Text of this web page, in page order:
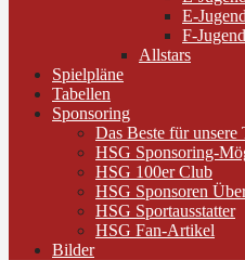
E-
F-
Allstars
Spielpläne
Tabellen
Sponsoring
Das Beste für unsere
HSG Sponsoring-
HSG 100er Club
HSG Sponsoren
HSG Sportausstatter
HSG Fan-Artikel
Bilder